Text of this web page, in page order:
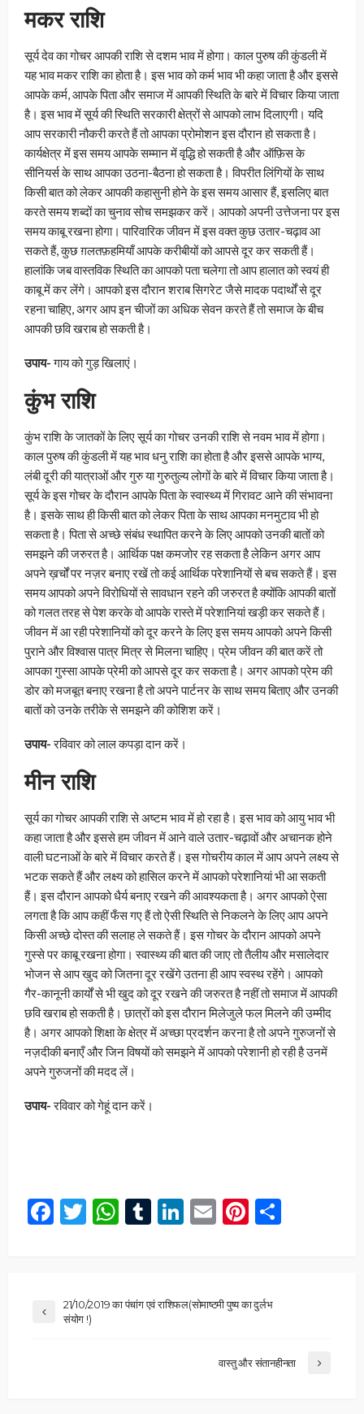
मकर राशि
सूर्य देव का गोचर आपकी राशि से दशम भाव में होगा। काल पुरुष की कुंडली में
यह भाव मकर राशि का होता है। इस भाव को कर्म भाव भी कहा जाता है और इससे
आपके कर्म, आपके पिता और समाज में आपकी स्थिति के बारे में विचार किया जाता
है। इस भाव में सूर्य की स्थिति सरकारी क्षेत्रों से आपको लाभ दिलाएगी। यदि
आप सरकारी नौकरी करते हैं तो आपका प्रोमोशन इस दौरान हो सकता है।
कार्यक्षेत्र में इस समय आपके सम्मान में वृद्धि हो सकती है और ऑफ़िस के
सीनियर्स के साथ आपका उठना-बैठना हो सकता है। विपरीत लिंगियों के साथ
किसी बात को लेकर आपकी कहासुनी होने के इस समय आसार हैं, इसलिए बात
करते समय शब्दों का चुनाव सोच समझकर करें। आपको अपनी उत्तेजना पर इस
समय काबू रखना होगा। पारिवारिक जीवन में इस वक्त कुछ उतार-चढ़ाव आ
सकते हैं, कुछ ग़लतफ़हमियाँ आपके करीबीयों को आपसे दूर कर सकती हैं।
हालांकि जब वास्तविक स्थिति का आपको पता चलेगा तो आप हालात को स्वयं ही
काबू में कर लेंगे। आपको इस दौरान शराब सिगरेट जैसे मादक पदार्थों से दूर
रहना चाहिए, अगर आप इन चीजों का अधिक सेवन करते हैं तो समाज के बीच
आपकी छवि खराब हो सकती है।
उपाय-गाय को गुड़ खिलाएं।
कुंभ राशि
कुंभ राशि के जातकों के लिए सूर्य का गोचर उनकी राशि से नवम भाव में होगा।
काल पुरुष की कुंडली में यह भाव धनु राशि का होता है और इससे आपके भाग्य,
लंबी दूरी की यात्राओं और गुरु या गुरुतुल्य लोगों के बारे में विचार किया जाता है।
सूर्य के इस गोचर के दौरान आपके पिता के स्वास्थ्य में गिरावट आने की संभावना
है। इसके साथ ही किसी बात को लेकर पिता के साथ आपका मनमुटाव भी हो
सकता है। पिता से अच्छे संबंध स्थापित करने के लिए आपको उनकी बातों को
समझने की जरुरत है। आर्थिक पक्ष कमजोर रह सकता है लेकिन अगर आप
अपने ख़र्चों पर नज़र बनाए रखें तो कई आर्थिक परेशानियों से बच सकते हैं। इस
समय आपको अपने विरोधियों से सावधान रहने की जरुरत है क्योंकि आपकी बातों
को गलत तरह से पेश करके वो आपके रास्ते में परेशानियां खड़ी कर सकते हैं।
जीवन में आ रही परेशानियों को दूर करने के लिए इस समय आपको अपने किसी
पुराने और विश्वास पात्र मित्र से मिलना चाहिए। प्रेम जीवन की बात करें तो
आपका गुस्सा आपके प्रेमी को आपसे दूर कर सकता है। अगर आपको प्रेम की
डोर को मजबूत बनाए रखना है तो अपने पार्टनर के साथ समय बिताए और उनकी
बातों को उनके तरीके से समझने की कोशिश करें।
उपाय-रविवार को लाल कपड़ा दान करें।
मीन राशि
सूर्य का गोचर आपकी राशि से अष्टम भाव में हो रहा है। इस भाव को आयु भाव भी
कहा जाता है और इससे हम जीवन में आने वाले उतार-चढ़ावों और अचानक होने
वाली घटनाओं के बारे में विचार करते हैं। इस गोचरीय काल में आप अपने लक्ष्य से
भटक सकते हैं और लक्ष्य को हासिल करने में आपको परेशानियां भी आ सकती
हैं। इस दौरान आपको धैर्य बनाए रखने की आवश्यकता है। अगर आपको ऐसा
लगता है कि आप कहीं फँस गए हैं तो ऐसी स्थिति से निकलने के लिए आप अपने
किसी अच्छे दोस्त की सलाह ले सकते हैं। इस गोचर के दौरान आपको अपने
गुस्से पर काबू रखना होगा। स्वास्थ्य की बात की जाए तो तैलीय और मसालेदार
भोजन से आप खुद को जितना दूर रखेंगे उतना ही आप स्वस्थ रहेंगे। आपको
गैर-कानूनी कार्यों से भी खुद को दूर रखने की जरुरत है नहीं तो समाज में आपकी
छवि खराब हो सकती है। छात्रों को इस दौरान मिलेजुले फल मिलने की उम्मीद
है। अगर आपको शिक्षा के क्षेत्र में अच्छा प्रदर्शन करना है तो अपने गुरुजनों से
नज़दीकी बनाएँ और जिन विषयों को समझने में आपको परेशानी हो रही है उनमें
अपने गुरुजनों की मदद लें।
उपाय-रविवार को गेहूं दान करें।
Facebook
Twitter
WhatsApp
Tumblr
LinkedIn
EmailPinterest
21/10/2019 का पंचांग एवं राशिफल(सोमाष्टमी पुष्य का दुर्लभ
संयोग !)
वास्तु और संतानहीनता